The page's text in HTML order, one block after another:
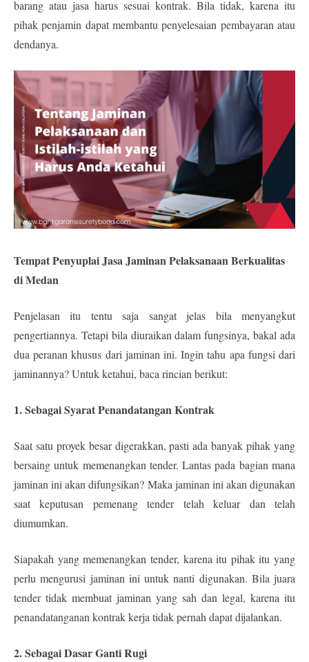
barang atau jasa harus sesuai kontrak. Bila tidak, karena itu
pihak penjamin dapat membantu penyelesaian pembayaran atau
dendanya.
Tempat Penyuplai Jasa Jaminan Pelaksanaan Berkualitas
di Medan
Penjelasan itu tentu saja sangat jelas bila menyangkut
pengertiannya. Tetapi bila diuraikan dalam fungsinya, bakal ada
dua peranan khusus dari jaminan ini. Ingin tahu apa fungsi dari
jaminannya? Untuk ketahui, baca rincian berikut:
1. Sebagai Syarat Penandatangan Kontrak
Saat satu proyek besar digerakkan, pasti ada banyak pihak yang
bersaing untuk memenangkan tender. Lantas pada bagian mana
jaminan ini akan difungsikan? Maka jaminan ini akan digunakan
saat keputusan pemenang tender telah keluar dan telah
diumumkan.
Siapakah yang memenangkan tender, karena itu pihak itu yang
perlu mengurusi jaminan ini untuk nanti digunakan. Bila juara
tender tidak membuat jaminan yang sah dan legal, karena itu
penandatanganan kontrak kerja tidak pernah dapat dijalankan.
2. Sebagai Dasar Ganti Rugi